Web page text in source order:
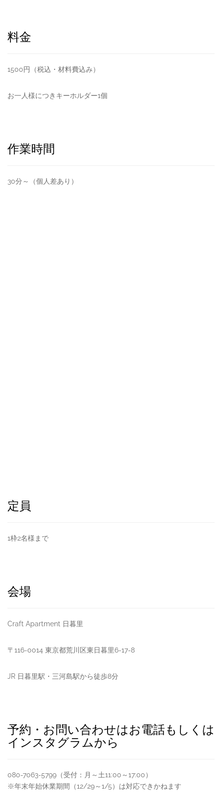
料金
1500円（税込・材料費込み）
お一人様につきキーホルダー1個
作業時間
30分～（個人差あり）
定員
1枠2名様まで
会場
Craft Apartment 日暮里
〒116-0014 東京都荒川区東日暮里6-17-8
JR 日暮里駅・三河島駅から徒歩8分
予約・お問い合わせはお電話もしくは
インスタグラムから
080-7063-5799（受付：月～土11:00～17:00）
※年末年始休業期間（12/29～1/5）は対応できかねます